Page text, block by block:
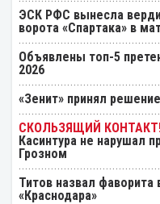
ЭСК РФС вынесла
ворота «Спартака» в
Объявлены топ-5
2026
«Зенит» принял
Касинтура не нарушал
Грозном
Титов назвал фаворита
«Краснодара»